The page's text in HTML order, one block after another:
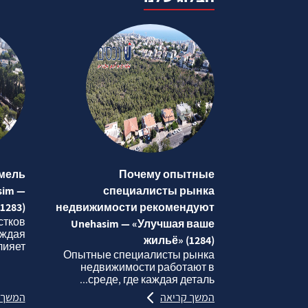
Почему опытные
специалисты рынка
недвижимости рекомендуют
Unehasim — «Улучшая ваше
жильё» (1284)
Опытные специалисты рынка
недвижимости работают в
среде, где каждая деталь...
המשך קריאה
—